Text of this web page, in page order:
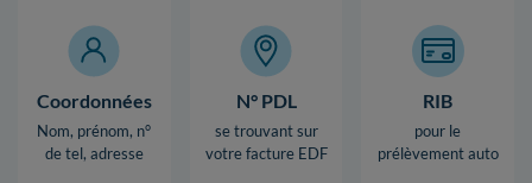
Coordonnées
Nom, prénom, n°
de tel, adresse
N° PDL
se trouvant sur
votre facture EDF
RIB
pour le
prélèvement auto